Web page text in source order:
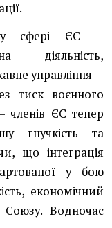
у сфері ЄС —
діяльність,
управління —
тиск воєнного
членів ЄС тепер
гнучкість та
що інтеграція
у бою
економічний
Союзу. Водночас